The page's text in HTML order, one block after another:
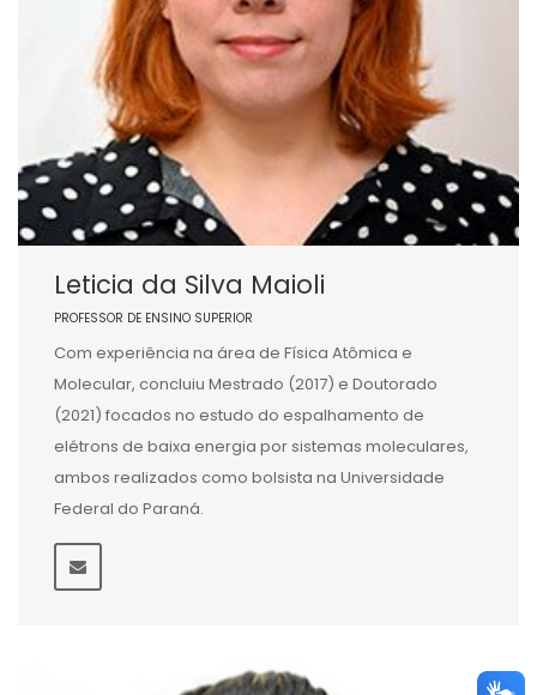
Leticia da Silva Maioli
PROFESSOR DE ENSINO SUPERIOR
Com experiência na área de Física Atômica e
Molecular, concluiu Mestrado (2017) e Doutorado
(2021) focados no estudo do espalhamento de
elétrons de baixa energia por sistemas moleculares,
ambos realizados como bolsista na Universidade
Federal do Paraná.